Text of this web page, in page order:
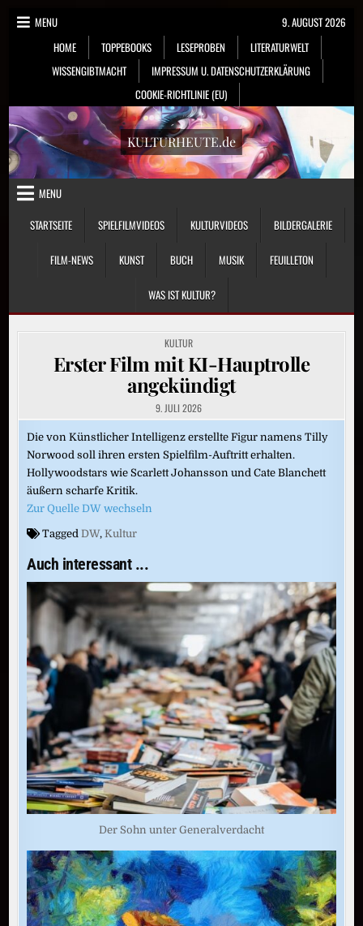
Skip
MENU
HOME
TOPPEBOOKS LESEPROBEN
LITERATURWELT
WISSENGIBTMACHT
IMPRESSUM U. DATENSCHUTZERKLÄRUNG
COOKIE-RICHTLINIE (EU)
9. AUGUST 2026
KULTURHEUTE.de
MENU
STARTSEITE
SPIELFILMVIDEOS KULTURVIDEOS BILDERGALERIE
FILM-NEWS KUNST BUCH MUSIK FEUILLETON
WAS IST KULTUR?
POSTED
IN
KULTUR
Erster Film mit KI-Hauptrolle
angekündigt
9. JULI 2026
Die von Künstlicher Intelligenz erstellte Figur namens Tilly
Norwood soll ihren ersten Spielfilm-Auftritt erhalten.
Hollywoodstars wie Scarlett Johansson und Cate Blanchett
äußern scharfe Kritik.
Zur Quelle DW wechseln
Tagged DW, Kultur
Auch interessant ...
Der Sohn unter Generalverdacht